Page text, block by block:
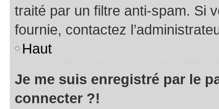
traité par un filtre anti-spam. Si
fournie, contactez
Haut
Je me suis enregistré par le
connecter ?!